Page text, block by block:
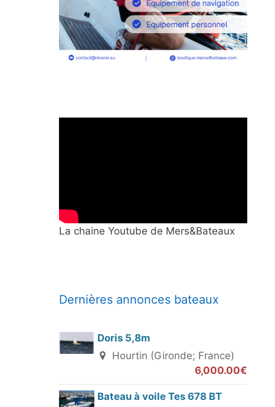
La chaine Youtube de Mers&Bateaux
Dernières annonces bateaux
Doris 5,8m
Hourtin (Gironde; France)
6,000.00€
Bateau à voile Tes 678 BT